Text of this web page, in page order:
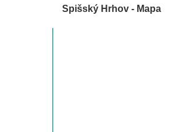
Spišský Hrhov - Mapa